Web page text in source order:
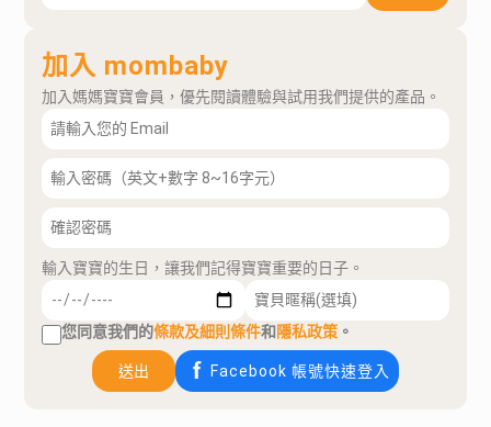
加入 mombaby
加入媽媽寶寶會員，優先閱讀體驗與試用我們提供的產品。
輸入寶寶的生日，讓我們記得寶寶重要的日子。
您同意我們的條款及細則條件和隱私政策 。
送出 Facebook 帳號快速登入